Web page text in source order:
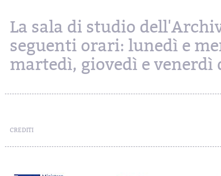
La sala di studio
seguenti orari: lunedì e
martedì, giovedì e venerdì
CREDITI